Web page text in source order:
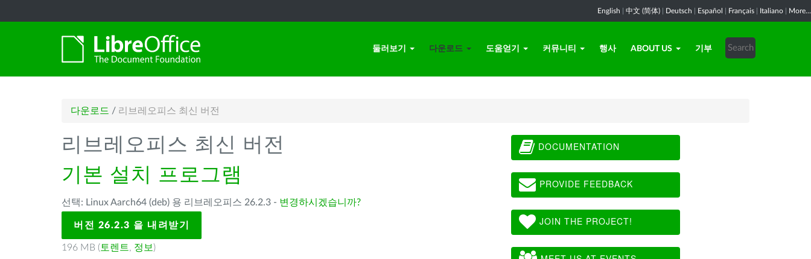
English 中文 (简体) Deutsch Español Français Italiano More...
둘러보기 다운로드 도움얻기 커뮤니티 행사 ABOUT US 기부
다운로드 / 리브레오피스 최신 버전
리브레오피스 최신 버전
기본 설치 프로그램
선택: Linux Aarch64 (deb) 용 리브레오피스 26.2.3 - 변경하시겠습니까?
버전 26.2.3 을 내려받기
196 MB ( 토렌트, 정보 )
DOCUMENTATION
PROVIDE FEEDBACK
JOIN THE PROJECT!